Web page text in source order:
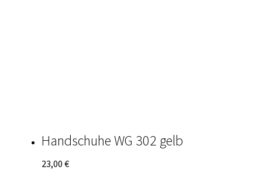
Handschuhe WG 302 gelb
23,00 €